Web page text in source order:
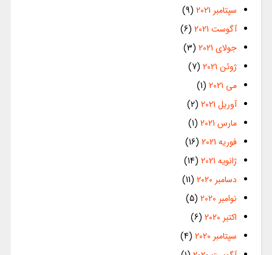
سپتامبر 2021
(9)
آگوست 2021
(6)
جولای 2021
(3)
ژوئن 2021
(7)
می 2021
(1)
آوریل 2021
(2)
مارس 2021
(1)
فوریه 2021
(16)
ژانویه 2021
(14)
دسامبر 2020
(11)
نوامبر 2020
(5)
اکتبر 2020
(6)
سپتامبر 2020
(4)